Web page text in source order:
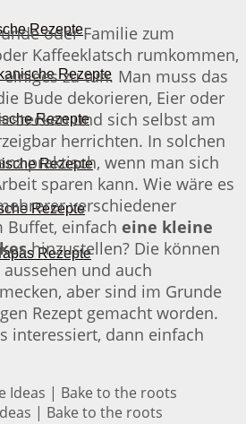
Rezepte
Rezepte
Rezepte
Rezepte
Rezepte
Rezepte
oder Familie zum
Kaffeeklatsch rumkommen,
zu tun. Man muss das
Bude dekorieren, Eier oder
und sich selbst am
herrichten. In solchen
praktisch, wenn man sich
sparen kann. Wie wäre es
verschiedener
Buffet, einfach eine kleine
hinzustellen? Die können
und auch
aber sind im Grunde
Rezept gemacht worden.
interessiert, dann einfach
| Bake to the roots